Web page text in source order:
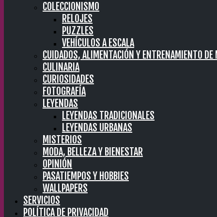
COLECCIONISMO
RELOJES
PUZZLES
VEHÍCULOS A ESCALA
CUIDADOS, ALIMENTACIÓN Y ENTRENAMIENTO DE
CULINARIA
CURIOSIDADES
FOTOGRAFÍA
LEYENDAS
LEYENDAS TRADICIONALES
LEYENDAS URBANAS
MISTERIOS
MODA, BELLEZA Y BIENESTAR
OPINIÓN
PASATIEMPOS Y HOBBIES
WALLPAPERS
SERVICIOS
POLÍTICA DE PRIVACIDAD